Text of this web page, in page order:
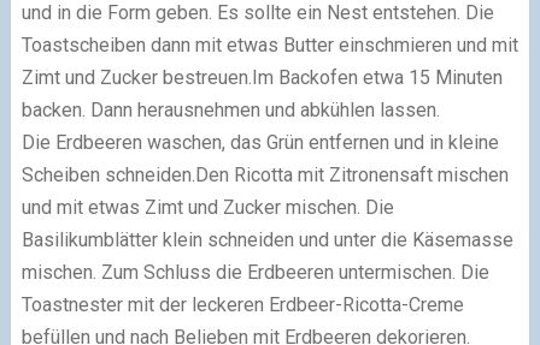
und in die Form geben. Es sollte ein Nest entstehen. Die
Toastscheiben dann mit etwas Butter einschmieren und mit
Zimt und Zucker bestreuen.Im Backofen etwa 15 Minuten
backen. Dann herausnehmen und abkühlen lassen.
Die Erdbeeren waschen, das Grün entfernen und in kleine
Scheiben schneiden.Den Ricotta mit Zitronensaft mischen
und mit etwas Zimt und Zucker mischen. Die
Basilikumblätter klein schneiden und unter die Käsemasse
mischen. Zum Schluss die Erdbeeren untermischen. Die
Toastnester mit der leckeren Erdbeer-Ricotta-Creme
befüllen und nach Belieben mit Erdbeeren dekorieren.